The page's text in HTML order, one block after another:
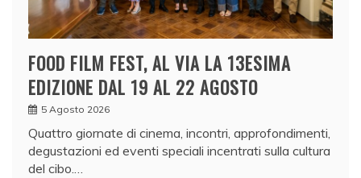
FOOD FILM FEST, AL VIA LA 13ESIMA
EDIZIONE DAL 19 AL 22 AGOSTO
5 Agosto 2026
Quattro giornate di cinema, incontri, approfondimenti,
degustazioni ed eventi speciali incentrati sulla cultura
del cibo.…